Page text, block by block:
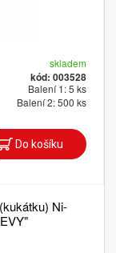
skladem
kód: 003528
Balení 1: 5 ks
Balení 2: 500 ks
Ni-